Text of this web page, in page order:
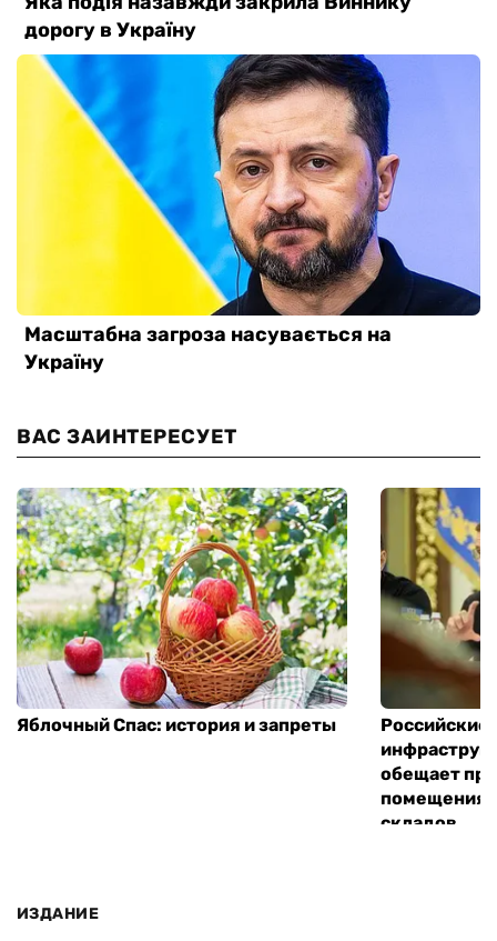
ВАС ЗАИНТЕРЕСУЕТ
Яблочный Спас: история и запреты
Российские
обещает
помещения
складов
ИЗДАНИЕ